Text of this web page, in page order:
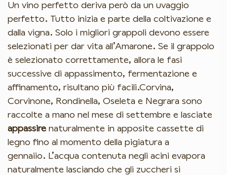
Un vino perfetto deriva però da un uvaggio
perfetto. Tutto inizia e parte della coltivazione e
dalla vigna. Solo i migliori grappoli devono essere
selezionati per dar vita all’Amarone. Se il grappolo
è selezionato correttamente, allora le fasi
successive di appassimento, fermentazione e
affinamento, risultano più facili.Corvina,
Corvinone, Rondinella, Oseleta e Negrara sono
raccolte a mano nel mese di settembre e lasciate
appassire naturalmente in apposite cassette di
legno fino al momento della pigiatura a
gennaiio. L’acqua contenuta negli acini evapora
naturalmente lasciando che gli zuccheri si
Iscriviti per rimanere aggiornato!
Ricevi le news sugli eventi e infomazioni della
Valpantena direttamente nella tua casella.
Iscriviti